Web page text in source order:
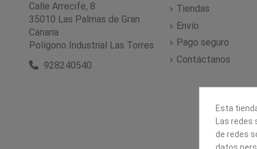
Calle Arrecife, 8
35010 Las Palmas de Gran
Canaria
Polígono Industrial Las Torres
928240540
Tiendas
Envío
Pago seguro
Contáctanos
Esta
Las redes
de redes